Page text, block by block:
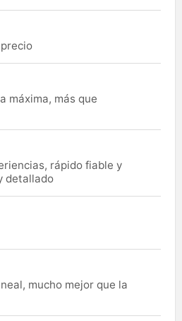
máxima, más que
rápido fiable y
detallado
mucho mejor que la